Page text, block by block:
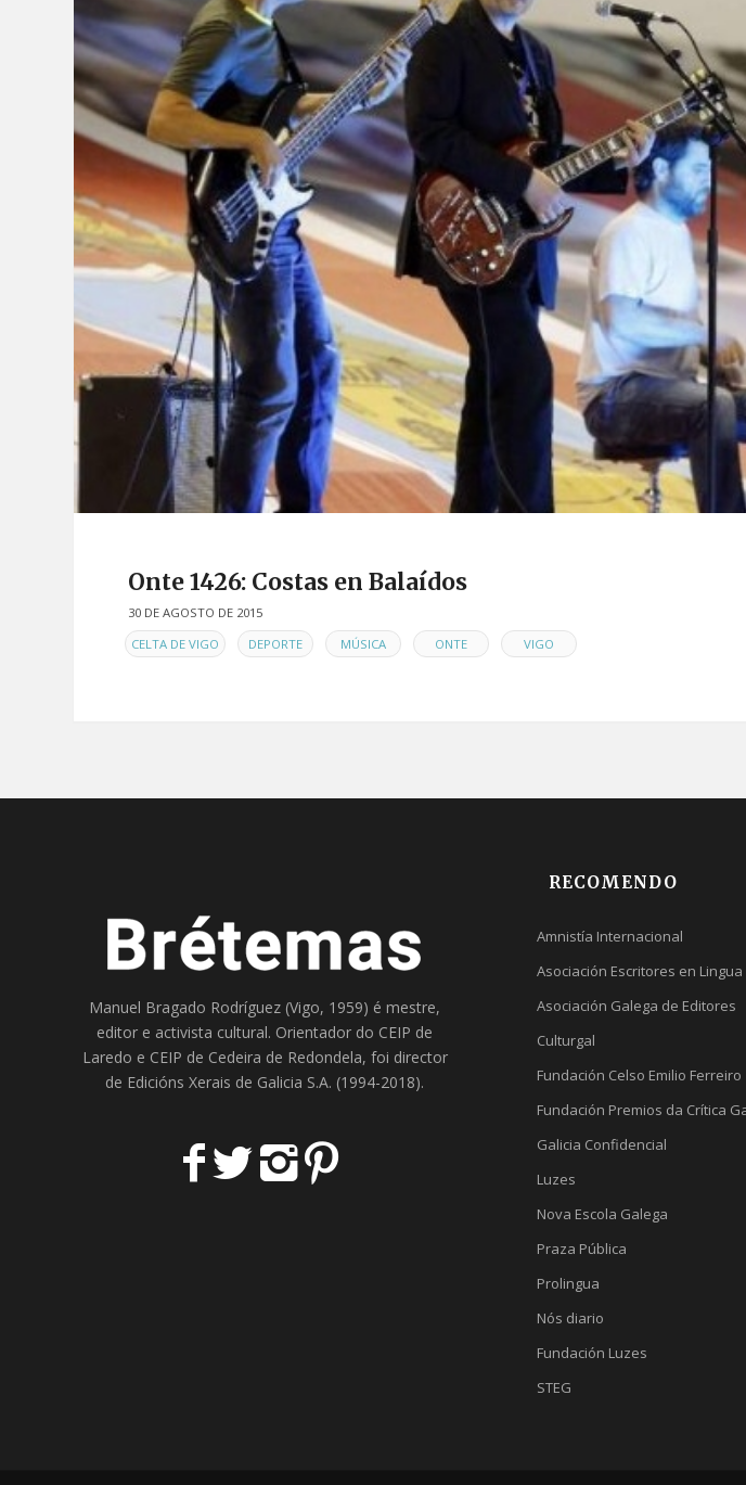
Onte 1426: Costas en Balaídos
30 DE AGOSTO DE 2015
ENCELTA DE VIGO DEPORTE MÚSICA ONTE VIGO
Manuel Bragado Rodríguez (Vigo, 1959) é mestre,
editor e activista cultural. Orientador do CEIP de
Laredo e CEIP de Cedeira de Redondela, foi director
de Edicións Xerais de Galicia S.A. (1994-2018).
RECOMENDO
Amnistía Internacional
Asociación Escritores en
Asociación Galega de Editores
Culturgal
Fundación Celso Emilio Ferreiro
Fundación Premios da Crítica
Galicia Confidencial
Luzes
Nova Escola Galega
Praza Pública
Prolingua
Nós diario
Fundación Luzes
STEG